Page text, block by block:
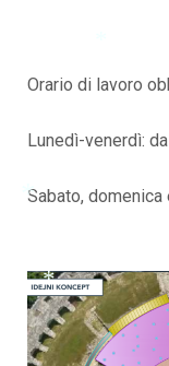
Orario di lavoro
Lunedì-venerdì:
Sabato,
*
*